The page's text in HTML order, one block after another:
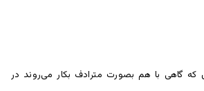
که گاهی با هم بصورت مترادف بکار می‌روند در